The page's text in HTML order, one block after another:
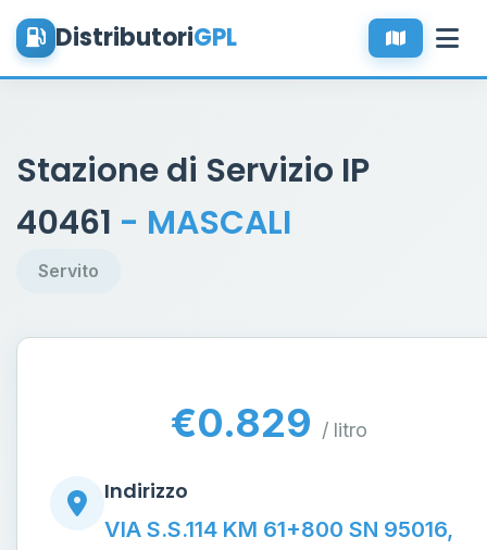
DistributoriGPL
Stazione di Servizio IP
40461 - MASCALI
Servito
€0.829 / litro
Indirizzo
VIA S.S.114 KM 61+800 SN 95016,